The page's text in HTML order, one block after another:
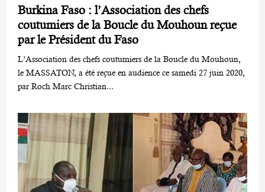
Burkina Faso : l’Association des chefs
coutumiers de la Boucle du Mouhoun reçue
par le Président du Faso
L’Association des chefs coutumiers de la Boucle du Mouhoun,
le MASSATON, a été reçue en audience ce samedi 27 juin 2020,
par Roch Marc Christian...